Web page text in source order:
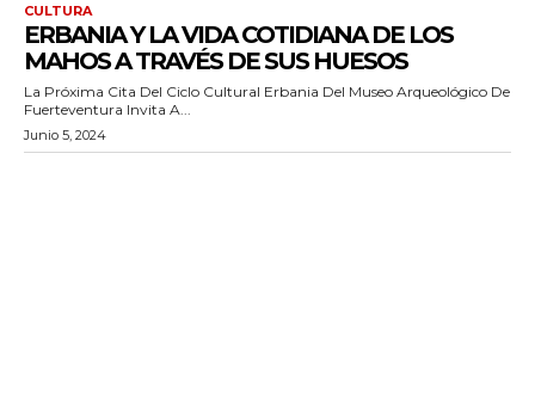
CULTURA
ERBANIA Y LA VIDA COTIDIANA DE LOS
MAHOS A TRAVÉS DE SUS HUESOS
La Próxima Cita Del Ciclo Cultural Erbania Del Museo Arqueológico De
Fuerteventura Invita A...
Junio 5, 2024